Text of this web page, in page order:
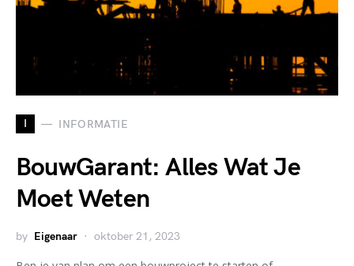
I INFORMATIE
BouwGarant: Alles Wat Je
Moet Weten
by Eigenaar oktober 21, 2023